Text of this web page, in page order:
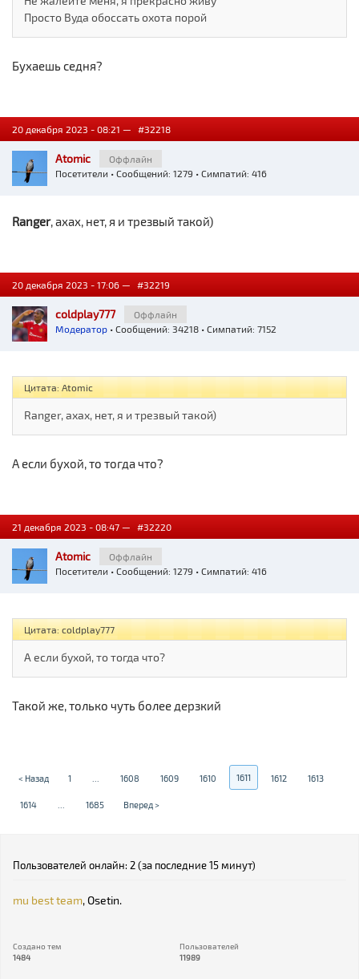
Просто Вуда обоссать охота порой
Бухаешь седня?
20 декабря 2023 - 08:21 — #32218
Atomic
Оффлайн
Посетители • Сообщений: 1279 • Симпатий: 416
Ranger, ахах, нет, я и трезвый такой)
20 декабря 2023 - 17:06 — #32219
coldplay777
Оффлайн
Модератор • Сообщений: 34218 • Симпатий: 7152
Цитата: Atomic
Ranger, ахах, нет, я и трезвый такой)
А если бухой, то тогда что?
21 декабря 2023 - 08:47 — #32220
Atomic
Оффлайн
Посетители • Сообщений: 1279 • Симпатий: 416
Цитата: coldplay777
А если бухой, то тогда что?
Такой же, только чуть более дерзкий
< Назад 1 1608 1609 1610 1611 1612 1613
1614 1685 Вперед >
Пользователей онлайн: 2 (за последние 15 минут)
mu best team,Osetin.
Создано тем
1484
Пользователей
11989